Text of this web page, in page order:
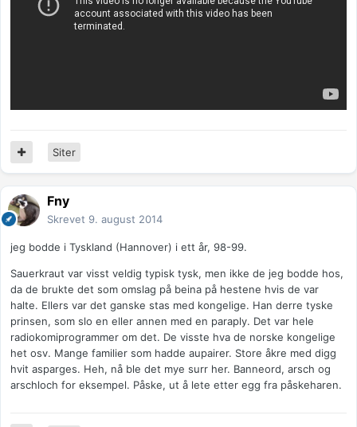
Siter
Fny
Skrevet 9. august 2014
jeg bodde i Tyskland (Hannover) i ett år, 98-99.
Sauerkraut var visst veldig typisk tysk, men ikke de jeg bodde hos,
da de brukte det som omslag på beina på hestene hvis de var
halte. Ellers var det ganske stas med kongelige. Han derre tyske
prinsen, som slo en eller annen med en paraply. Det var hele
radiokomiprogrammer om det. De visste hva de norske kongelige
het osv. Mange familier som hadde aupairer. Store åkre med digg
hvit asparges. Heh, nå ble det mye surr her. Banneord, arsch og
arschloch for eksempel. Påske, ut å lete etter egg fra påskeharen.